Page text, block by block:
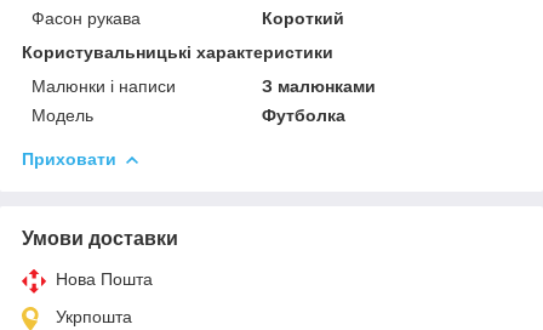
Фасон рукава
Короткий
Користувальницькі характеристики
Малюнки і написи
З малюнками
Модель
Футболка
Приховати
Умови доставки
Нова Пошта
Укрпошта